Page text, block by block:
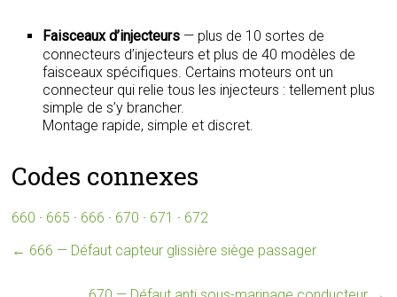
Faisceaux d’injecteurs — plus de 10 sortes de
connecteurs d’injecteurs et plus de 40 modèles de
faisceaux spécifiques. Certains moteurs ont un
connecteur qui relie tous les injecteurs : tellement plus
simple de s’y brancher.
Montage rapide, simple et discret.
Codes connexes
660 · 665 · 666 · 670 · 671 · 672
← 666 — Défaut capteur glissière siège passager